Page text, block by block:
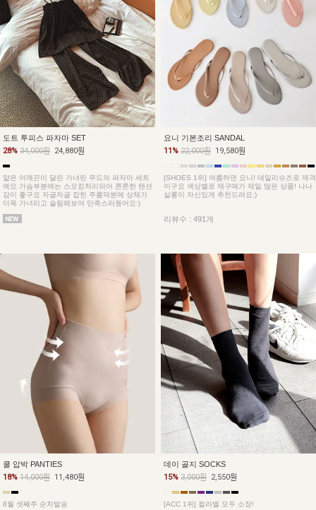
도트 투피스 파자마 SET
28% 34,000원 24,880원
얇은 어깨끈이 달린 가녀린 무드의 파자마 세트
예요 가슴부분에는 스모킹처리되어 쫀쫀한 텐션
감이 좋구요 자글자글 잡힌 주름덕분에 상체가
더욱 가녀리고 슬림해보여 만족스러웠어요:)
요니 기본조리 SANDAL
11% 22,000원 19,580원
[SHOES 1위] 여름하면 요니! 데일리슈즈로 제격
이구요 색상별로 재구매가 제일 많은 상품! 나나
살롱이 자신있게 추천드려요:)
리뷰수 : 491개
쿨 압박 PANTIES
18% 14,000원 11,480원
8월 셋째주 순차발송
데이 골지 SOCKS
15% 3,000원 2,550원
[ACC 1위] 컬러별 모두 소장!